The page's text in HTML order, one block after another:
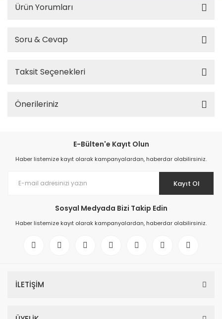
Ürün Yorumları
Soru & Cevap
Taksit Seçenekleri
Önerileriniz
E-Bülten'e Kayıt Olun
Haber listemize kayıt olarak kampanyalardan, haberdar olabilirsiniz.
Kayıt Ol
Sosyal Medyada Bizi Takip Edin
Haber listemize kayıt olarak kampanyalardan, haberdar olabilirsiniz.
İLETİŞİM